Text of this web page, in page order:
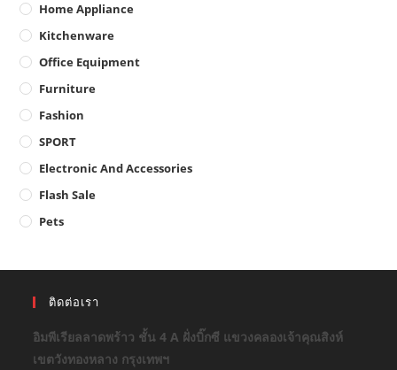
Home Appliance
Kitchenware
Office Equipment
Furniture
Fashion
SPORT
Electronic And Accessories
Flash Sale
Pets
ติดต่อเรา
อิมพีเรียลลาดพร้าว ชั้น 4 A ฝั่งบิ๊กซี แขวงคลองเจ้าคุณสิงห์
เขตวังทองหลาง กรุงเทพฯ